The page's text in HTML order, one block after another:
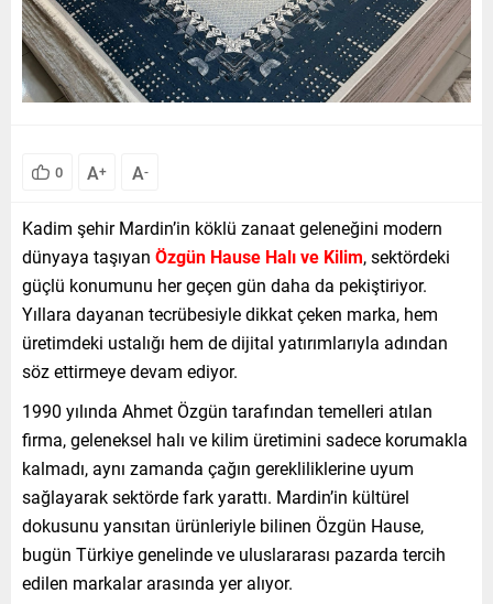
0 A+ A-
Kadim şehir Mardin’in köklü zanaat geleneğini modern
dünyaya taşıyan Özgün Hause Halı ve Kilim, sektördeki
güçlü konumunu her geçen gün daha da pekiştiriyor.
Yıllara dayanan tecrübesiyle dikkat çeken marka, hem
üretimdeki ustalığı hem de dijital yatırımlarıyla adından
söz ettirmeye devam ediyor.
1990 yılında Ahmet Özgün tarafından temelleri atılan
firma, geleneksel halı ve kilim üretimini sadece korumakla
kalmadı, aynı zamanda çağın gerekliliklerine uyum
sağlayarak sektörde fark yarattı. Mardin’in kültürel
dokusunu yansıtan ürünleriyle bilinen Özgün Hause,
bugün Türkiye genelinde ve uluslararası pazarda tercih
edilen markalar arasında yer alıyor.